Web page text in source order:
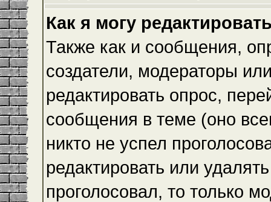
Как я могу
Также как и сообщения,
создатели, модераторы
редактировать опрос,
сообщения в теме (оно
никто не успел
редактировать или
проголосовал, то только